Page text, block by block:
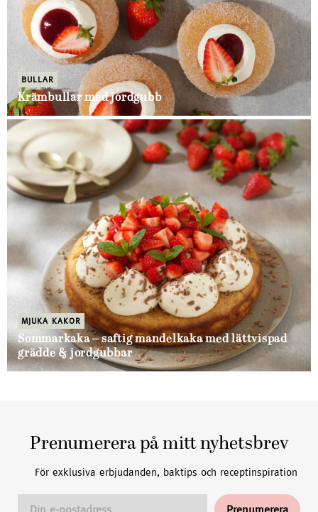
BULLAR
Krämbullar med jordgubb
MJUKA KAKOR
Sommarkaka – saftig mandelkaka med lättvispad
grädde & jordgubbar
Prenumerera på mitt nyhetsbrev
För exklusiva erbjudanden, baktips och receptinspiration